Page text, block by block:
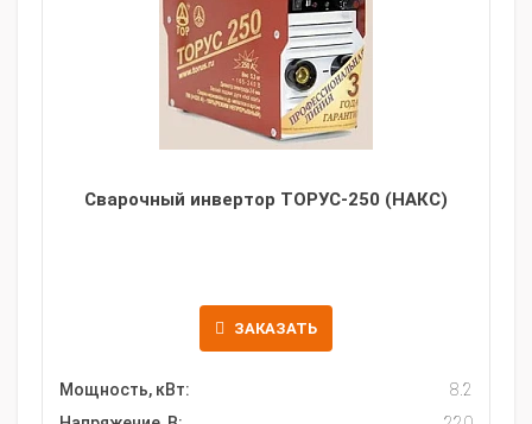
Сварочный инвертор ТОРУС-250 (НАКС)
ЗАКАЗАТЬ
Мощность, кВт:
8.2